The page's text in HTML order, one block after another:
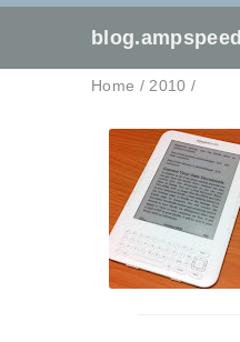
blog.ampspeed
Home / 2010 /